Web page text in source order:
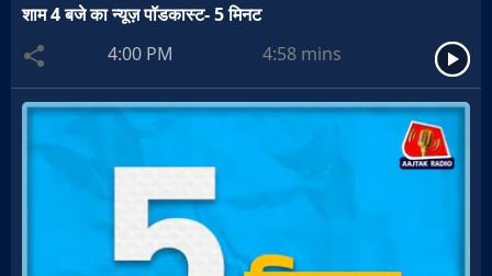
शाम 4 बजे का न्यूज़ पॉडकास्ट- 5 मिनट
4:00 PM
4:58 mins